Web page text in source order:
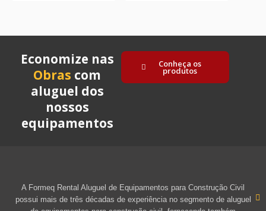
Economize nas
Obras com
aluguel dos
nossos
equipamentos
Conheça os
produtos
A Formeq Rental Aluguel de Equipamentos para Construção Civil
possui mais de três décadas de experiência no segmento de aluguel